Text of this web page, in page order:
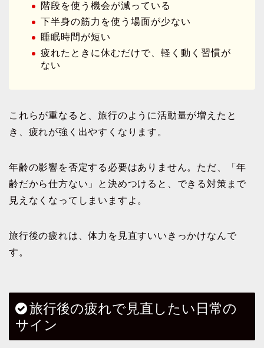
階段を使う機会が減っている
下半身の筋力を使う場面が少ない
睡眠時間が短い
疲れたときに休むだけで、軽く動く習慣が
ない
これらが重なると、旅行のように活動量が増えたと
き、疲れが強く出やすくなります。
年齢の影響を否定する必要はありません。ただ、「年
齢だから仕方ない」と決めつけると、できる対策まで
見えなくなってしまいますよ。
旅行後の疲れは、体力を見直すいいきっかけなんで
す。
旅行後の疲れで見直したい日常の
サイン